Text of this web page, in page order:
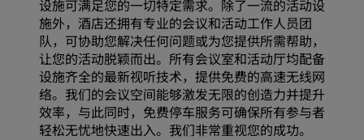
设施可满足您的一切特定需求。除了一流的活动设
施外，酒店还拥有专业的会议和活动工作人员团
队，可协助您解决任何问题或为您提供所需帮助，
让您的活动脱颖而出。所有会议室和活动厅均配备
设施齐全的最新视听技术，提供免费的高速无线网
络。我们的会议空间能够激发无限的创造力并提升
效率，与此同时，免费停车服务可确保所有参与者
轻松无忧地快速出入。我们非常重视您的成功。